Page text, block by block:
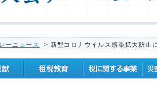
ーニュース > 新型コロナウイルス感染拡大防止
租税教育 税に関する事業 震